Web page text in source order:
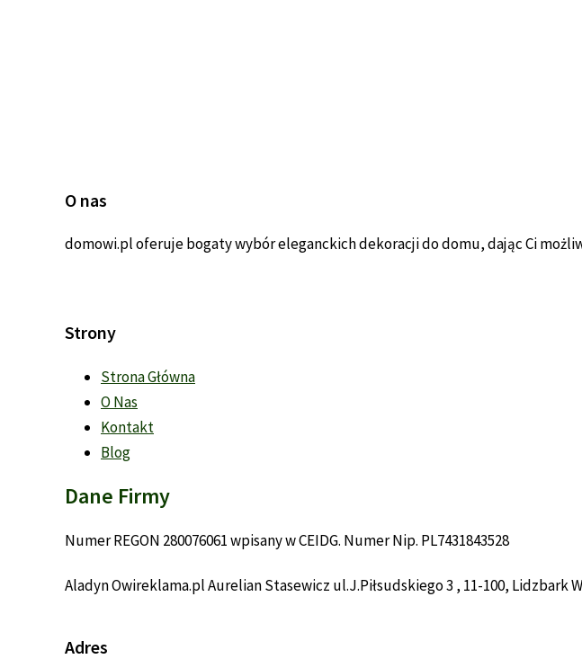
O nas
domowi.pl oferuje bogaty wybór eleganckich dekoracji do domu, dając Ci
Strony
Strona Główna
O Nas
Kontakt
Blog
Dane Firmy
Numer REGON 280076061 wpisany w CEIDG. Numer Nip. PL7431843528
Aladyn Owireklama.pl Aurelian Stasewicz ul.J.Piłsudskiego 3 , 11-100, Lidzbark
Adres